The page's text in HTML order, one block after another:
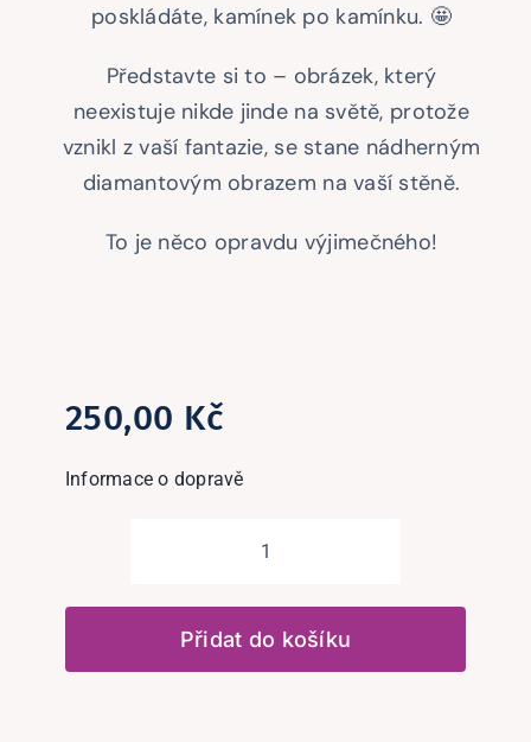
poskládáte, kamínek po kamínku. 🤩
Představte si to – obrázek, který
neexistuje nikde jinde na světě, protože
vznikl z vaší fantazie, se stane nádherným
diamantovým obrazem na vaší stěně.
To je něco opravdu výjimečného!
250,00 Kč
Informace o dopravě
Vygenerujte
vlastní
Přidat do košíku